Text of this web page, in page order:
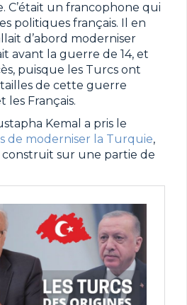
C’était un francophone qui
politiques français. Il en
d’abord moderniser
avant la guerre de 14, et
puisque les Turcs ont
de cette guerre
les Français.
Kemal a pris le
de moderniser la Turquie,
sur une partie de